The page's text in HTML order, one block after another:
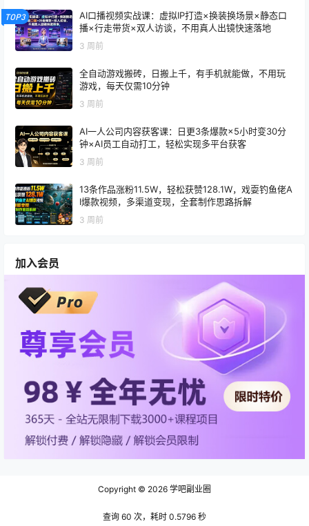
TOP3
AI口播视频实战课：虚拟IP打造×换装换场景×静态口
播×行走带货×双人访谈，不用真人出镜快速落地
3 周前
全自动游戏搬砖，日搬上千，有手机就能做，不用玩
游戏，每天仅需10分钟
3 周前
AI一人公司内容获客课：日更3条爆款×5小时变30分
钟×AI员工自动打工，轻松实现多平台获客
3 周前
13条作品涨粉11.5W，轻松获赞128.1W，戏耍钓鱼佬A
I爆款视频，多渠道变现，全套制作思路拆解
3 周前
加入会员
Copyright © 2026 学吧副业圈
查询 60 次，耗时 0.5796 秒